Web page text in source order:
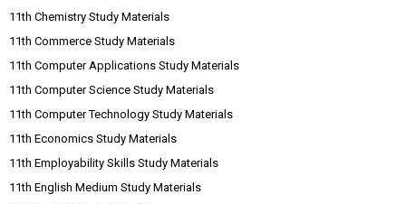
11th Chemistry Study Materials
11th Commerce Study Materials
11th Computer Applications Study Materials
11th Computer Science Study Materials
11th Computer Technology Study Materials
11th Economics Study Materials
11th Employability Skills Study Materials
11th English Medium Study Materials